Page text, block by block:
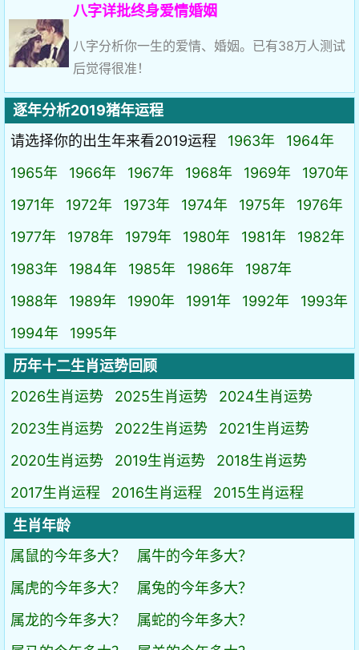
八字详批终身爱情婚姻
八字分析你一生的爱情、婚姻。已有38万人测试
后觉得很准！
逐年分析2019猪年运程
请选择你的出生年来看2019运程
1963年
1964年
1965年
1966年 1967年 1968年 1969年
1970年
1971年
1972年 1973年 1974年 1975年
1976年
1977年
1978年 1979年 1980年 1981年
1982年
1983年
1984年 1985年 1986年
1987年
1988年
1989年 1990年 1991年 1992年
1993年
1994年
1995年
历年十二生肖运势回顾
2026生肖运势
2025生肖运势
2024生肖运势
2023生肖运势
2022生肖运势
2021生肖运势
2020生肖运势
2019生肖运势
2018生肖运势
2017生肖运程
2016生肖运程
2015生肖运程
生肖年龄
属鼠的今年多大？
属牛的今年多大？
属虎的今年多大？
属兔的今年多大？
属龙的今年多大？
属蛇的今年多大？